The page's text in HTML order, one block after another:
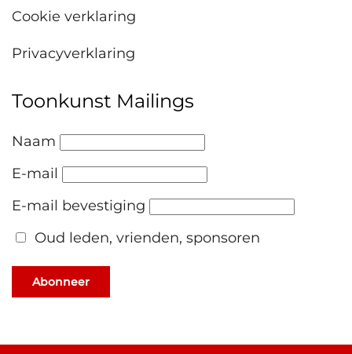
Cookie verklaring
Privacyverklaring
Toonkunst Mailings
Naam
E-mail
E-mail bevestiging
Oud leden, vrienden, sponsoren
Abonneer